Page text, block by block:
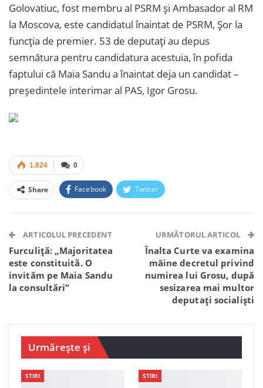
Golovatiuc, fost membru al PSRM și Ambasador al RM
la Moscova, este candidatul înaintat de PSRM, Șor la
funcția de premier. 53 de deputați au depus
semnătura pentru candidatura acestuia, în pofida
faptului că Maia Sandu a înaintat deja un candidat –
președintele interimar al PAS, Igor Grosu.
0
1.824
Share Facebook Twitter
Telegram WhatsApp Viber
ARTICOLUL PRECEDENT
Furculiță: „Majoritatea
este constituită. O
invităm pe Maia Sandu
la consultări”
URMĂTORUL ARTICOL
Înalta Curte va examina
mâine decretul privind
numirea lui Grosu, după
sesizarea mai multor
deputați socialiști
Urmărește și
STIRI STIRI